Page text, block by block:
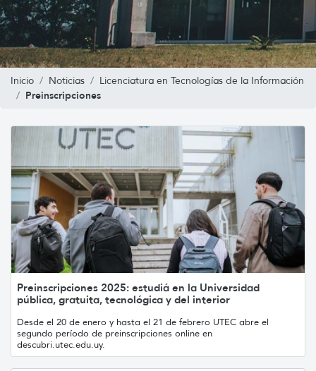
Inicio Noticias Licenciatura en Tecnologías de la Información
Preinscripciones
Preinscripciones 2025: estudiá en la Universidad
pública, gratuita, tecnológica y del interior
Desde el 20 de enero y hasta el 21 de febrero UTEC abre el
segundo período de preinscripciones online en
descubri.utec.edu.uy.